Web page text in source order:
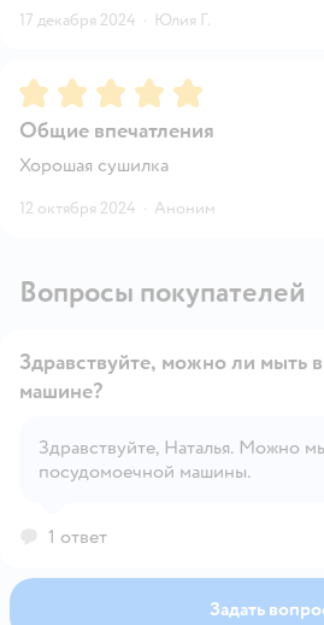
17 декабря 2024 · Юлия Г.
Рейтинг:5
Общие впечатления
Хорошая сушилка
12 октября 2024 · Аноним
Вопросы покупателей
Здравствуйте, можно ли мыть
машине?
Здравствуйте, Наталья. Можно
посудомоечной машины.
1 ответ
Задать